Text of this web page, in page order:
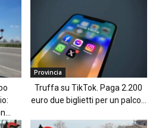
Provincia
Truffa su TikTok. Paga 2.200
euro due biglietti per un palco...